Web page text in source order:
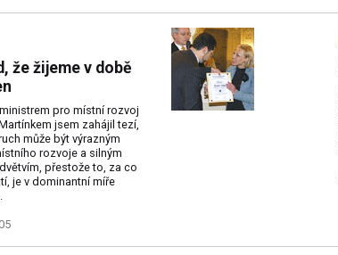
že žijeme v době
pro místní rozvoj
jsem zahájil tezí,
může být výrazným
rozvoje a silným
přestože to, za co
je v dominantní míře